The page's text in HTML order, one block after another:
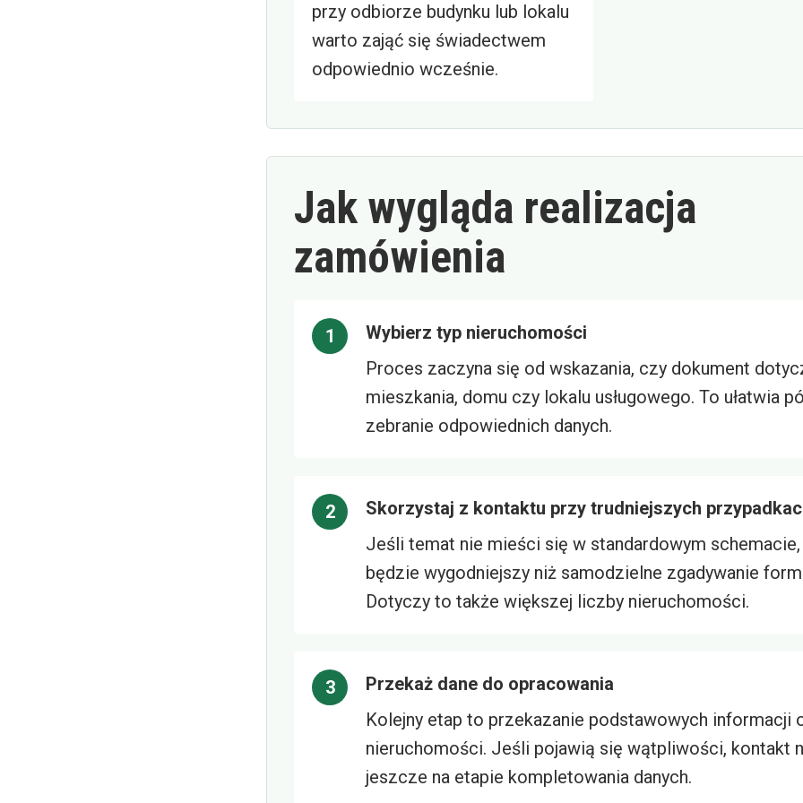
przy odbiorze budynku lub lokalu
warto zająć się świadectwem
odpowiednio wcześnie.
Jak wygląda realizacja
zamówienia
Wybierz typ nieruchomości
Proces zaczyna się od wskazania, czy dokument
mieszkania, domu czy lokalu usługowego. To ułatwia
zebranie odpowiednich danych.
Skorzystaj z kontaktu przy trudniejszych
Jeśli temat nie mieści się w standardowym
będzie wygodniejszy niż samodzielne zgadywanie
Dotyczy to także większej liczby nieruchomości.
Przekaż dane do opracowania
Kolejny etap to przekazanie podstawowych informacji
nieruchomości. Jeśli pojawią się wątpliwości, kontakt
jeszcze na etapie kompletowania danych.